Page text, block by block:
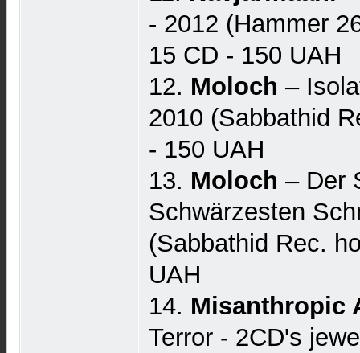
- 2012 (Hammer
15 CD - 150 UAH
12. Moloch ‎–
2010 (Sabbathid
- 150 UAH
13. Moloch – Der
Schwärzesten
(Sabbathid Rec.
UAH
14. Misanthropic
Terror - 2CD's